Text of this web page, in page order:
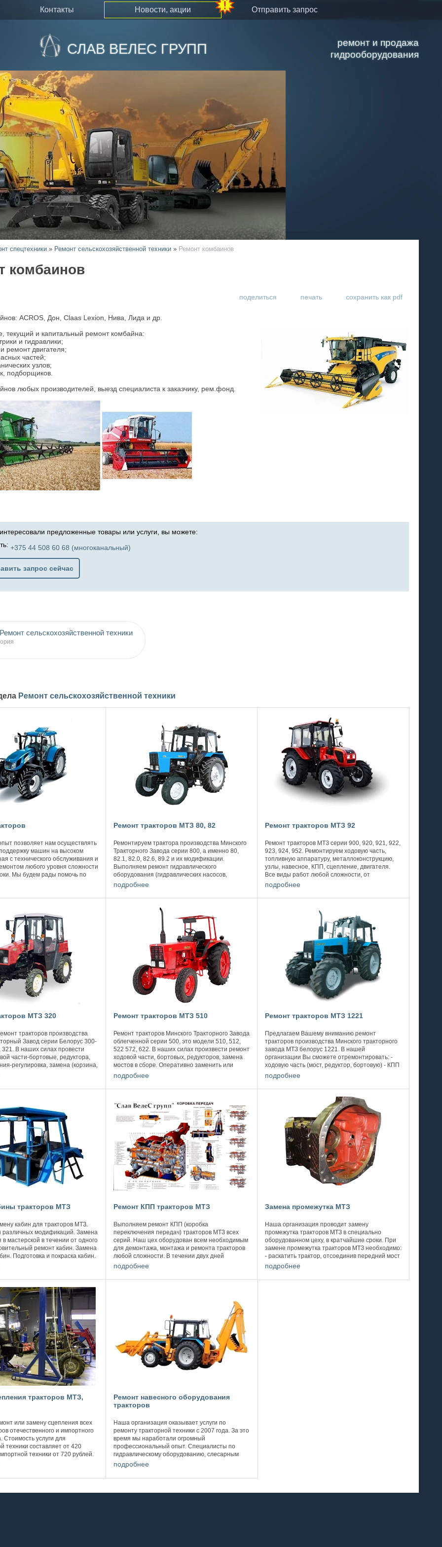
контакты новости, акции отправить запрос
СЛАВ ВЕЛЕС ГРУПП
ремонт и продажа
гидрооборудования
спецтехники » Ремонт сельскохозяйственной техники » Ремонт комбаинов
комбаинов
поделиться печать сохранить как pdf
ACROS, Дон, Claas Lexion, Нива, Лида и др.
текущий и капитальный ремонт комбайна:
и гидравлики;
ремонт двигателя;
частей;
узлов;
подборщиков.
любых производителей, выезд специалиста к заказчику, рем.фонд.
предложенные товары или услуги, вы можете:
+375 44 508 60 68 (многоканальный)
запрос сейчас
сельскохозяйственной техники
Ремонт сельскохозяйственной техники
позволяет нам осуществлять
машин на высоком
с технического обслуживания и
любого уровня сложности
Мы будем рады помочь по
вопросу по ...
Ремонт тракторов МТЗ 80, 82
Ремонтируем трактора производства Минского
Тракторного Завода серии 800, а именно 80,
82.1, 82.0, 82.6, 89.2 и их модификации.
Выполняем ремонт гидравлического
оборудования (гидравлических насосов,
гидравлических моторов, гидравлических ...
подробнее
Ремонт тракторов МТЗ 92
Ремонт тракторов МТЗ серии 900, 920, 921, 922,
923, 924, 952. Ремонтируем ходовую часть,
топливную аппаратуру, металлоконструкцию,
узлы, навесное, КПП, сцепление, двигателя.
Все виды работ любой сложности, от
провидения ТО до капитального ремонта. ...
подробнее
МТЗ 320
тракторов производства
Завод серии Белорус 300-
В наших силах провести
части-бортовые, редуктора,
регулировка, замена (корзина,
сцепление). ...
Ремонт тракторов МТЗ 510
Ремонт тракторов Минского Тракторного Завода
облегченной серии 500, это модели 510, 512,
522 572, 622. В наших силах произвести ремонт
ходовой части, бортовых, редукторов, замена
мостов в сборе. Оперативно заменить или
отремонтировать КПП, ...
подробнее
Ремонт тракторов МТЗ 1221
Предлагаем Вашему вниманию ремонт
тракторов производства Минского тракторного
завода МТЗ белорус 1221. В нашей
организации Вы сможете отремонтировать: -
ходовую часть (мост, редуктор, бортовую) - КПП
(демонтаж, монтаж, переборка) - ТНВД и
форсунки ...
подробнее
тракторов МТЗ
кабин для тракторов МТЗ.
различных модификаций. Замена
в мастерской в течении от одного
ремонт кабин. Замена
Подготовка и покраска кабин.
Замена ...
Ремонт КПП тракторов МТЗ
Выполняем ремонт КПП (коробка
переключения передач) тракторов МТЗ всех
серий. Наш цех оборудован всем необходимым
для демонтажа, монтажа и ремонта тракторов
любой сложности. В течении двух дней
выполняем ремонт КПП с демонтажем и
монтажом коробки. ...
подробнее
Замена промежутка МТЗ
Наша организация проводит замену
промежутка тракторов МТЗ в специально
оборудованном цеху, в кратчайшие сроки. При
замене промежутка тракторов МТЗ необходимо:
- раскатить трактор, отсоединив передний мост
с двигателем от заднего моста с КПП, ...
подробнее
тракторов МТЗ,
или замену сцепления всех
отечественного и импортного
Стоимость услуги для
техники составляет от 420
техники от 720 рублей.
диагностика, раскатка, ...
Ремонт навесного оборудования
тракторов
Наша организация оказывает услуги по
ремонту тракторной техники с 2007 года. За это
время мы наработали огромный
профессиональный опыт. Специалисты по
гидравлическому оборудованию, слесарным
работам, топливной аппаратуры,
металлоконструкции имеют ...
подробнее